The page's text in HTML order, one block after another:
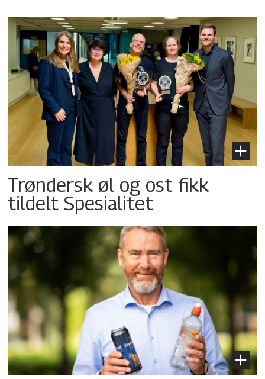
Trøndersk øl og ost fikk
tildelt Spesialitet